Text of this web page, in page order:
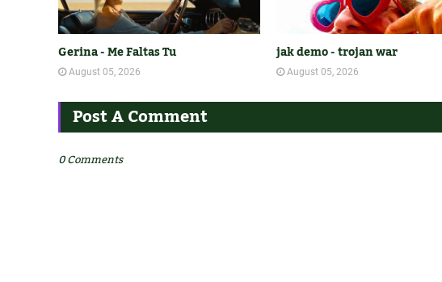
Gerina - Me Faltas Tu
August 05, 2026
jak demo - trojan war
August 05, 2026
Post A Comment
0 Comments